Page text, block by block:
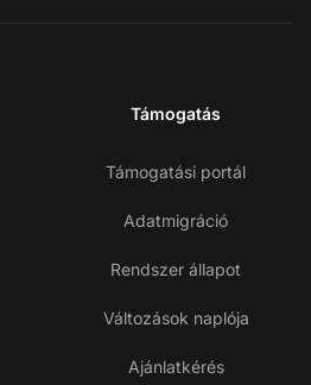
Támogatás
Támogatási portál
Adatmigráció
Rendszer állapot
Változások naplója
Ajánlatkérés